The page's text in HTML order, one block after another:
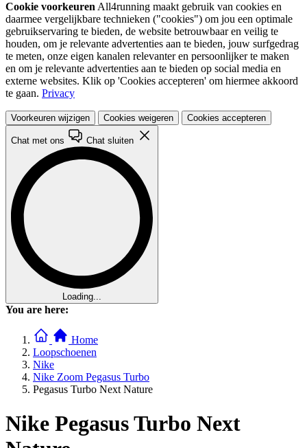
Cookie voorkeuren All4running maakt gebruik van cookies en
daarmee vergelijkbare technieken ("cookies") om jou een optimale
gebruikservaring te bieden, de website betrouwbaar en veilig te
houden, om je relevante advertenties aan te bieden, jouw surfgedrag
te meten, onze eigen kanalen relevanter en persoonlijker te maken
en om je relevante advertenties aan te bieden op social media en
externe websites. Klik op 'Cookies accepteren' om hiermee akkoord
te gaan. Privacy
Voorkeuren wijzigen Cookies weigeren Cookies accepteren
Chat met ons Chat sluiten
Loading...
You are here:
Home
Loopschoenen
Nike
Nike Zoom Pegasus Turbo
Pegasus Turbo Next Nature
Nike Pegasus Turbo Next